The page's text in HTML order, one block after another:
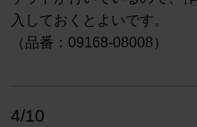
入しておくとよいです。
（品番：09168-08008）
4/10